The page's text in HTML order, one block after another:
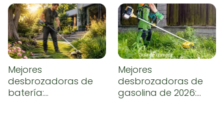
conseguir un
resultado natural
Mejores
desbrozadoras de
batería:
Mejores
desbrozadoras de
gasolina de 2026: